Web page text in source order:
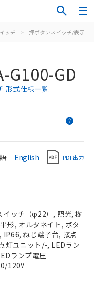
ッチ > 押ボタンスイッチ/表示灯
G100-GD
形式仕様一覧
English PDF出力
イッチ（φ22）, 照光, 樹
形, オルタネイト, ボタ
IP66, ねじ端子台, 接点
灯ユニット/-, LEDラン
ランプ電圧:
120V